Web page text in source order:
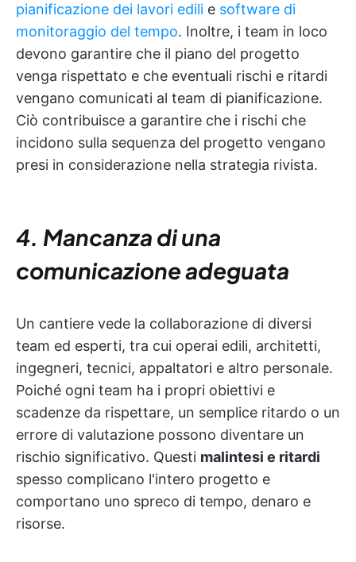
pianificazione dei lavori edili e software di
monitoraggio del tempo. Inoltre, i team in loco
devono garantire che il piano del progetto
venga rispettato e che eventuali rischi e ritardi
vengano comunicati al team di pianificazione.
Ciò contribuisce a garantire che i rischi che
incidono sulla sequenza del progetto vengano
presi in considerazione nella strategia rivista.
4. Mancanza di una
comunicazione adeguata
Un cantiere vede la collaborazione di diversi
team ed esperti, tra cui operai edili, architetti,
ingegneri, tecnici, appaltatori e altro personale.
Poiché ogni team ha i propri obiettivi e
scadenze da rispettare, un semplice ritardo o un
errore di valutazione possono diventare un
rischio significativo. Questi malintesi e ritardi
spesso complicano l'intero progetto e
comportano uno spreco di tempo, denaro e
risorse.